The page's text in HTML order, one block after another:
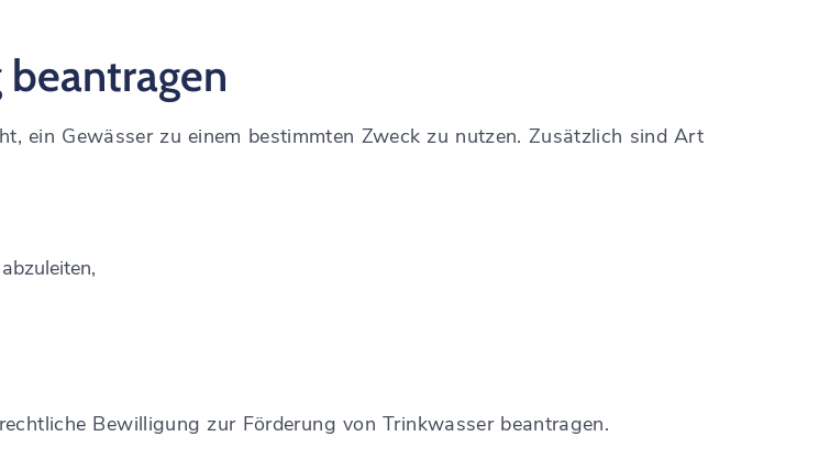
ein Gewässer zu einem bestimmten Zweck zu nutzen. Zusätzlich sind Art
iche Bewilligung zur Förderung von Trinkwasser beantragen.